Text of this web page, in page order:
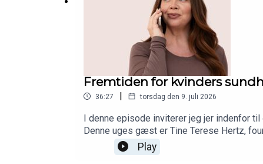
Fremtiden for kvinders
36:27 | torsdag den 9. juli 2026
I denne episode inviterer jeg jer indenfor
Denne uges gæst er Tine Terese Hertz,
egen sundhed, og hvad der er af
post menopause. Åbningen af NOMAE
Play